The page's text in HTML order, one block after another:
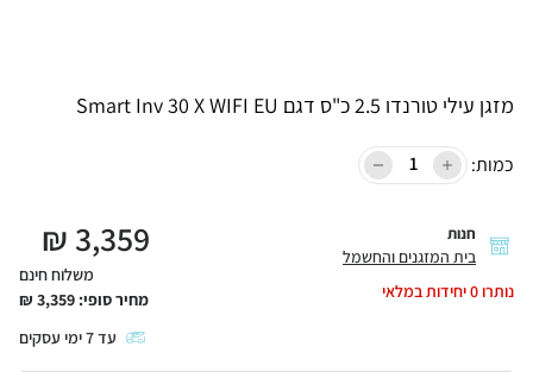
מזגן עילי טורנדו 2.5 כ"ס דגם Smart Inv 30 X WIFI EU
כמות:
חנות
בית המזגנים והחשמל
נותרו0יחידות במלאי
3,359
₪
משלוח חינם
מחיר סופי: 3,359
₪
עד7ימי עסקים